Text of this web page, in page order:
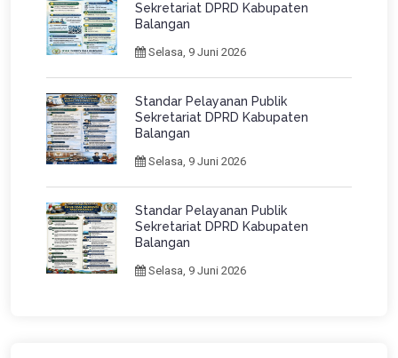
Sekretariat DPRD Kabupaten
Balangan
Selasa, 9 Juni 2026
Standar Pelayanan Publik
Sekretariat DPRD Kabupaten
Balangan
Selasa, 9 Juni 2026
Standar Pelayanan Publik
Sekretariat DPRD Kabupaten
Balangan
Selasa, 9 Juni 2026